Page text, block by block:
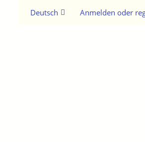
Deutsch Anmelden oder